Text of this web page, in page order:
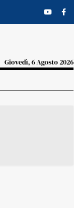
Giovedì, 6 Agosto 2026